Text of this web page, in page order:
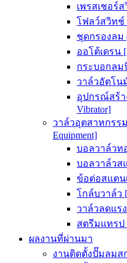
เพรสเชอร์ส
โฟลว์สวิทช์
ชุดกรองลม
ออโต้เดรน
กระบอกลม
วาล์วอัตโน
อุปกรณ์สร้า
Vibrator]
วาล์วอุตสาหกรร
Equipment]
บอลวาล์วทอ
บอลวาล์วสแ
ข้อต่อสแตนเ
โกล์บวาล์ว
วาล์วลดแรง
สตรีมแทรป
ผลงานที่ผ่านมา
งานติดตั้งปั๊มลมสก